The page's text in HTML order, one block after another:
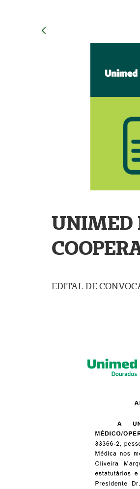
UNIMED
EDITAL DE